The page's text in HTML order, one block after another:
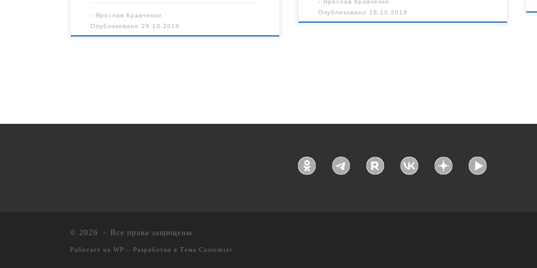
- Ярослав Кравченко
Опубликовано28.10.2019
Опубликовано28.10.2019
© 2026 – Все права защищены
Работает на WP – Разработан в Тема Customizr